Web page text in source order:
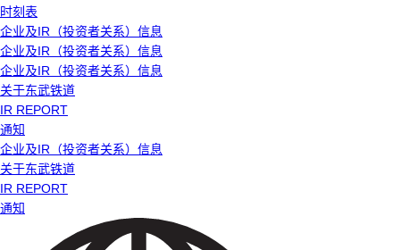
时刻表
企业及IR（投资者关系）信息
企业及IR（投资者关系）信息
企业及IR（投资者关系）信息
关于东武铁道
IR REPORT
通知
企业及IR（投资者关系）信息
关于东武铁道
IR REPORT
通知